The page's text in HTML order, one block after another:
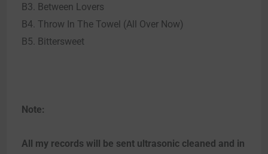
B3. Between Lovers
B4. Throw In The Towel (All Over Now)
B5. Bittersweet
Note:
All my records will be sent ultrasonic cleaned and in